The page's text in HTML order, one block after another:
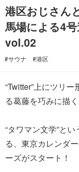
港区おじさん
馬場による4
vol.02
#サウナ #港区
“Twitter”上にツリ
る葛藤を巧みに描く
“タワマン文学”と
る、東京カレンダ
ーズがスタート！